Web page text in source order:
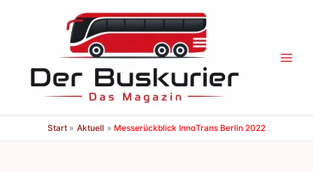
Start Aktuell Messerückblick InnoTrans Berlin 2022